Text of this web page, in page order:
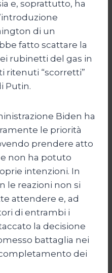
e, soprattutto, ha
di un
fatto scattare la
rubinetti del gas in
ritenuti “scorretti”
Putin.
Biden ha
le priorità
prendere atto
non ha potuto
intenzioni. In
le reazioni non si
attendere e, ad
di entrambi i
la decisione
battaglia nei
dei